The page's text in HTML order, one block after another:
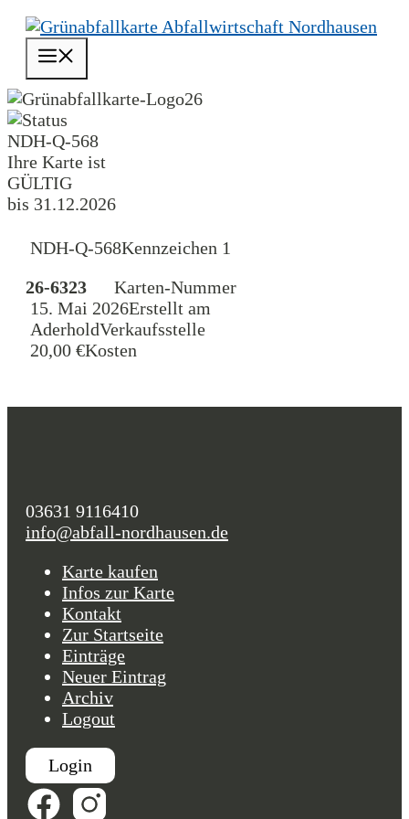
Zum
Inhalt
springen
26
NDH-Q-568
Ihre Karte ist
GÜLTIG
bis 31.12.2026
NDH-Q-568Kennzeichen 1
26-6323
Karten-Nummer
15. Mai 2026Erstellt am
AderholdVerkaufsstelle
20,00 €Kosten
03631 9116410
info@abfall-nordhausen.de
Karte kaufen
Infos zur Karte
Kontakt
Zur Startseite
Einträge
Neuer Eintrag
Archiv
Logout
Login